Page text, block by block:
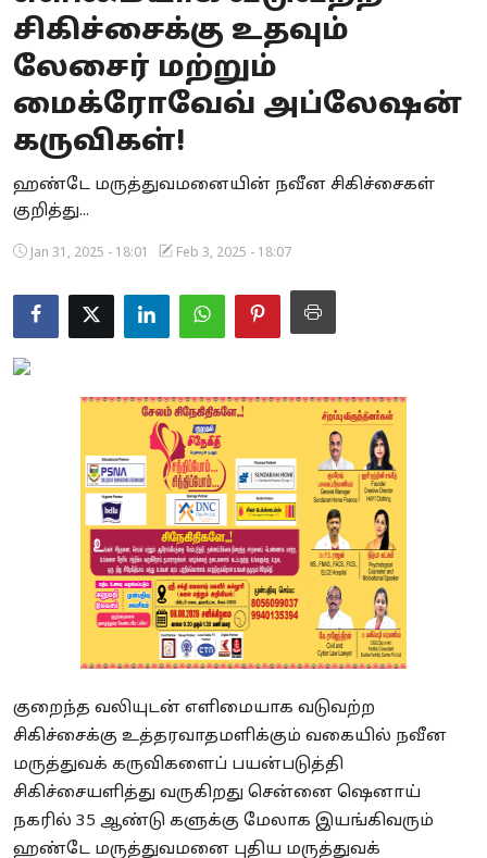
Business
Crime
Tamilnadu
National
World
Spirituality
Weather
சிகிச்சைக்கு உதவும்
லேசைர் மற்றும்
மைக்ரோவேவ் அப்லேஷன்
கருவிகள்!
ஹண்டே மருத்துவமனையின் நவீன சிகிச்சைகள்
குறித்து...
Jan 31, 2025 - 18:01 Feb 3, 2025 - 18:07
குறைந்த வலியுடன் எளிமையாக வடுவற்ற
சிகிச்சைக்கு உத்தரவாதமளிக்கும் வகையில் நவீன
மருத்துவக் கருவிகளைப் பயன்படுத்தி
சிகிச்சையளித்து வருகிறது சென்னை ஷெனாய்
நகரில் 35 ஆண்டு களுக்கு மேலாக இயங்கிவரும்
ஹண்டே மருத்துவமனை புதிய மருத்துவக்